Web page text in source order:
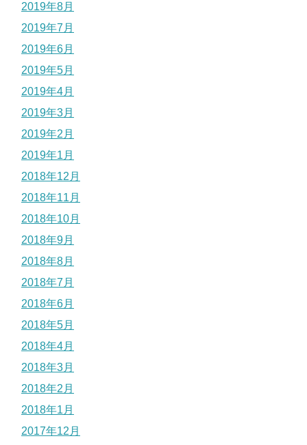
2019年8月
2019年7月
2019年6月
2019年5月
2019年4月
2019年3月
2019年2月
2019年1月
2018年12月
2018年11月
2018年10月
2018年9月
2018年8月
2018年7月
2018年6月
2018年5月
2018年4月
2018年3月
2018年2月
2018年1月
2017年12月